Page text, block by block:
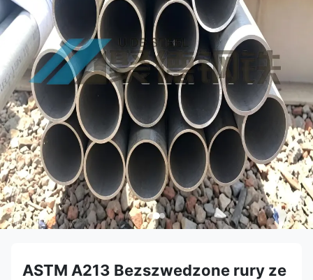
ASTM A213 Bezszwedzone rury ze